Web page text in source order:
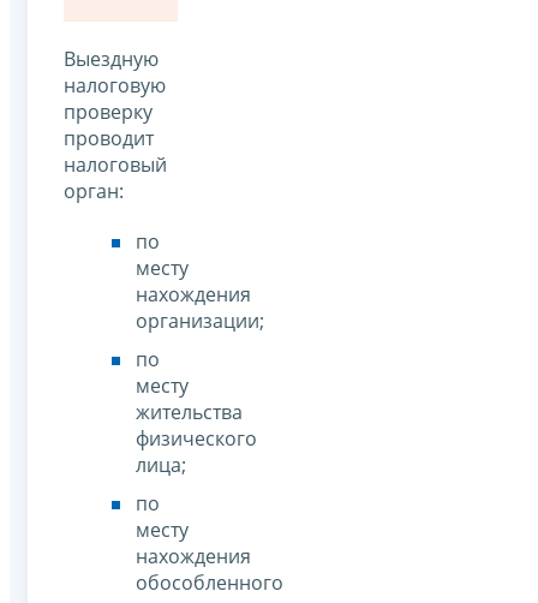
Выездную
налоговую
проверку
проводит
налоговый
орган:
по
месту
нахождения
организации;
по
месту
жительства
физического
лица;
по
месту
нахождения
обособленного